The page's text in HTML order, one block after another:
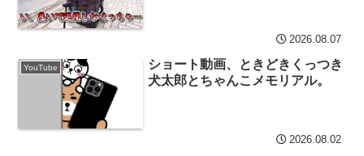
2026.08.07
YouTube
ショート動画、ときどきくっつき
犬太郎とちゃんこメモリアル。
2026.08.02